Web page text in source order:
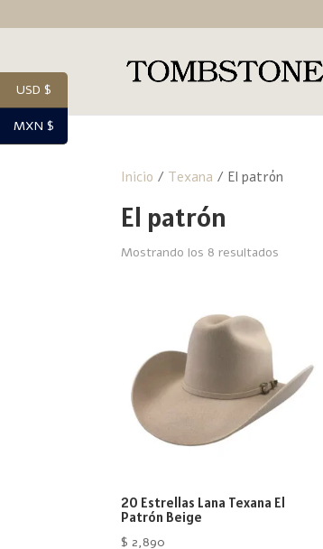
Inicio / Texana / El patrón
El patrón
Mostrando los 8 resultados
20 Estrellas Lana Texana El
Patrón Beige
$ 2,890
USD $
MXN $